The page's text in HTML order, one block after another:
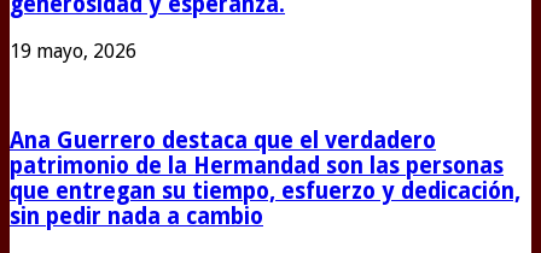
19 mayo, 2026
Ana Guerrero destaca que el verdadero
patrimonio de la Hermandad son las personas
que entregan su tiempo, esfuerzo y dedicación,
sin pedir nada a cambio